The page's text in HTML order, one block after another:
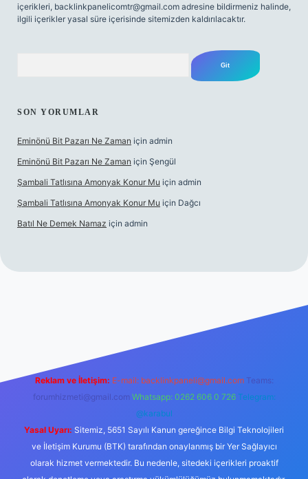
içerikleri, backlinkpanelicomtr@gmail.com adresine bildirmeniz halinde,
ilgili içerikler yasal süre içerisinde sitemizden kaldırılacaktır.
SON YORUMLAR
Eminönü Bit Pazarı Ne Zaman için admin
Eminönü Bit Pazarı Ne Zaman için Şengül
Şambali Tatlısına Amonyak Konur Mu için admin
Şambali Tatlısına Amonyak Konur Mu için Dağcı
Batıl Ne Demek Namaz için admin
Reklam ve İletişim: E-mail: backlinkpaneli@gmail.com Teams:
forumhizmeti@gmail.com Whatsapp: 0262 606 0 726 Telegram:
@karabul
Yasal Uyarı: Sitemiz, 5651 Sayılı Kanun gereğince Bilgi Teknolojileri
ve İletişim Kurumu (BTK) tarafından onaylanmış bir Yer Sağlayıcı
olarak hizmet vermektedir. Bu nedenle, sitedeki içerikleri proaktif